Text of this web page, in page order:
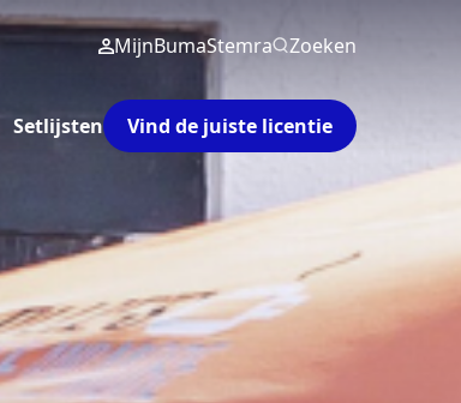
MijnBumaStemra Zoeken
Setlijsten Vind de juiste licentie